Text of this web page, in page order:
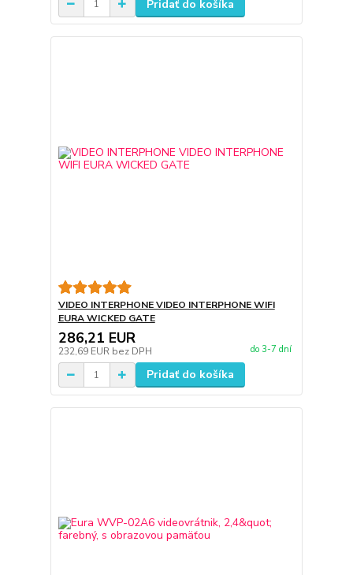
Pridať do košíka
VIDEO INTERPHONE VIDEO INTERPHONE WIFI
EURA WICKED GATE
286,21 EUR
232,69 EUR bez DPH do 3-7 dní
Pridať do košíka